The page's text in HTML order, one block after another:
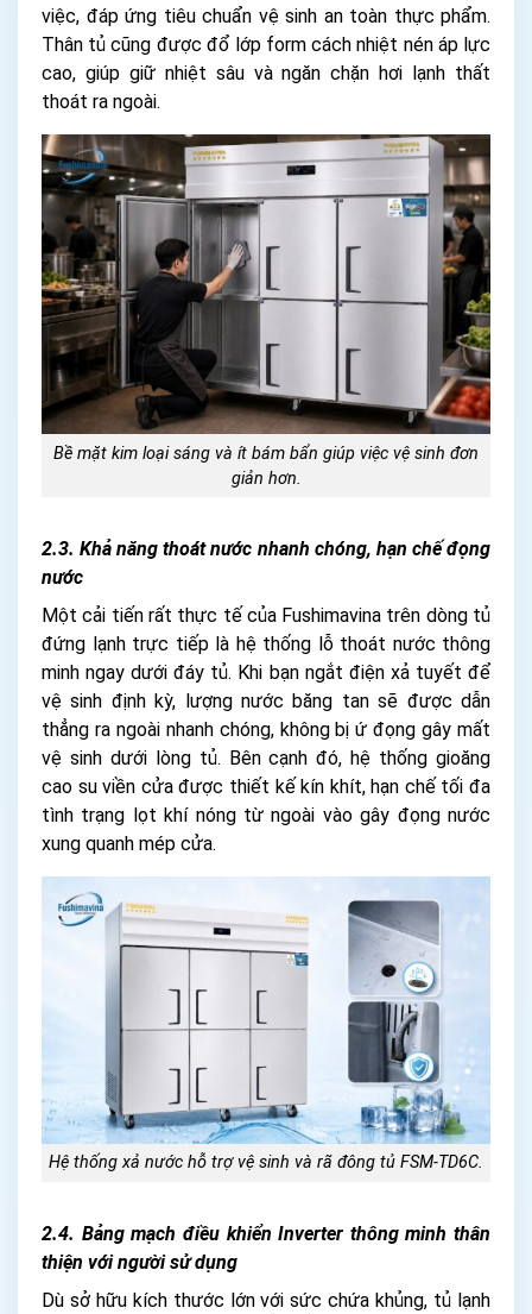
việc, đáp ứng tiêu chuẩn vệ sinh an toàn thực phẩm.
Thân tủ cũng được đổ lớp form cách nhiệt nén áp lực
cao, giúp giữ nhiệt sâu và ngăn chặn hơi lạnh thất
thoát ra ngoài.
Bề mặt kim loại sáng và ít bám bẩn giúp việc vệ sinh đơn
giản hơn.
2.3. Khả năng thoát nước nhanh chóng, hạn chế đọng
nước
Một cải tiến rất thực tế của Fushimavina trên dòng tủ
đứng lạnh trực tiếp là hệ thống lỗ thoát nước thông
minh ngay dưới đáy tủ. Khi bạn ngắt điện xả tuyết để
vệ sinh định kỳ, lượng nước băng tan sẽ được dẫn
thẳng ra ngoài nhanh chóng, không bị ứ đọng gây mất
vệ sinh dưới lòng tủ. Bên cạnh đó, hệ thống gioăng
cao su viền cửa được thiết kế kín khít, hạn chế tối đa
tình trạng lọt khí nóng từ ngoài vào gây đọng nước
xung quanh mép cửa.
Hệ thống xả nước hỗ trợ vệ sinh và rã đông tủ FSM-TD6C.
2.4. Bảng mạch điều khiển Inverter thông minh thân
thiện với người sử dụng
Dù sở hữu kích thước lớn với sức chứa khủng, tủ lạnh